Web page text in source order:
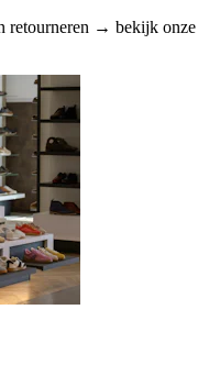
retourneren → bekijk onze